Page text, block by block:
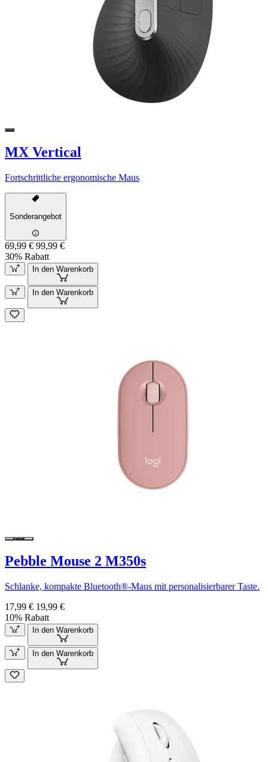
MX Vertical
Fortschrittliche ergonomische Maus
Sonderangebot
69,99 € 99,99 €
30% Rabatt
In den Warenkorb
In den Warenkorb
Pebble Mouse 2 M350s
Schlanke, kompakte Bluetooth®-Maus mit personalisierbarer Taste.
17,99 € 19,99 €
10% Rabatt
In den Warenkorb
In den Warenkorb